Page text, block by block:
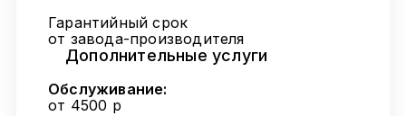
Гарантийный срок
от завода-производителя
Дополнительные услуги
Обслуживание:
от 4500 р